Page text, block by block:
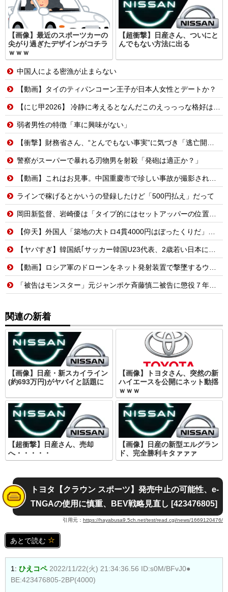
【画像】最近のスポーツカーの
尖がり過ぎたデザインがコチラ
ｗｗｗ
【超衝撃】日産さん、ついにと
んでもない方法に出る
中国人による密漁が止まらない
【動画】タイのティパンコーン王子が日本人女性とデートか？
【にじ甲2026】 冷静に考えるとなんだこのえっっっな格好は…？
弱者男性の特徴「車に興味がない」
【衝撃】財務省さん、“とんでもない事実”に気づき「逃亡開始wwwww」
警察がスーパーで暴れる刃物男を射殺「発砲は適正か？」
【動画】これはお見事。中国重慶市で珍しい事故が撮影される。
ラインで稼げるとかいうの登録したけど「500円払え」だって
岡田新監督、岩崎優は「タイプ的にはセットアッパーの位置が一番合うてる」←おーん
【仰天】外国人「築地の大トロ4貫4000円はぼったくりだ」→日本人の反応が真っ二つに
【ヤバすぎ】韓国紙｢サッカー韓国U23代表、2歳若い日本に負けると歴史的屈辱｣
【動画】ロシア軍のドローンをネット発射装置で撃墜するウクライナ。
「被告はモンスター」元ジャンポケ斉藤慎二被告に懲役７年求刑でほぼ実刑確実？弁護側の主張が無理筋なワケ
関連の新着
【画像】日産・新スカイライン
(約693万円)がヤバイと話題に
【画像】トヨタさん、突然の新
ハイエースを公開にネット動揺
ｗｗｗ
【超衝撃】日産さん、売却
へ・・・・・
【画像】日産の新型エルグラン
ド、完全勝利キタァァァ
トヨタ【クラウン スポーツ】発売中止の可能性、e-
TNGAの使用に慎重、BEV戦略見直し [423476805]
引用元： https://hayabusa9.5ch.net/test/read.cgi/news/1669120476/
あとで読む
1: ひえコペ 2022/11/22(火) 21:34:36.56 ID:s0M/BFvJ0●
BE:423476805-2BP(4000)